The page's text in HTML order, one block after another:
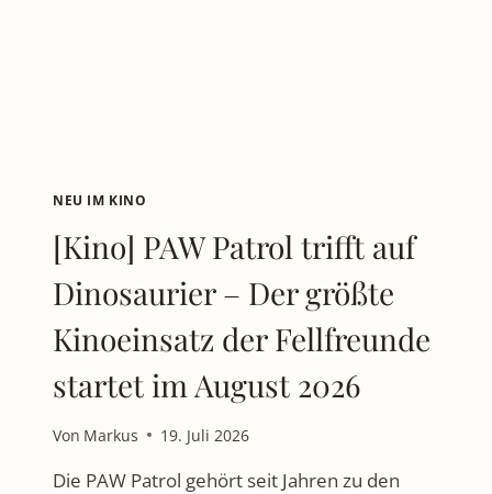
NEU IM KINO
[Kino] PAW Patrol trifft auf
Dinosaurier – Der größte
Kinoeinsatz der Fellfreunde
startet im August 2026
Von Markus 19. Juli 2026
Die PAW Patrol gehört seit Jahren zu den